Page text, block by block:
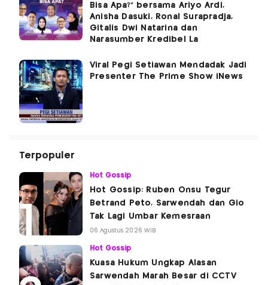
Bisa Apa?” bersama Ariyo Ardi,
Anisha Dasuki, Ronal Surapradja,
Gitalis Dwi Natarina dan
Narasumber Kredibel La
Viral Pegi Setiawan Mendadak Jadi
Presenter The Prime Show iNews
Terpopuler
Hot Gossip
Hot Gossip: Ruben Onsu Tegur
Betrand Peto, Sarwendah dan Gio
Tak Lagi Umbar Kemesraan
06 Agustus 2026 WIB
Hot Gossip
Kuasa Hukum Ungkap Alasan
Sarwendah Marah Besar di CCTV